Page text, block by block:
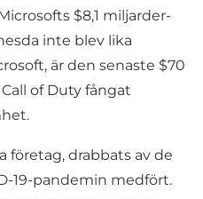
$8,1 miljarder-
inte blev lika
är den senaste $70
of Duty fångat
företag, drabbats av de
19-pandemin medfört.